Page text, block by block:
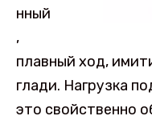
нный
,
плавный ход,
глади. Нагрузка
это свойственно